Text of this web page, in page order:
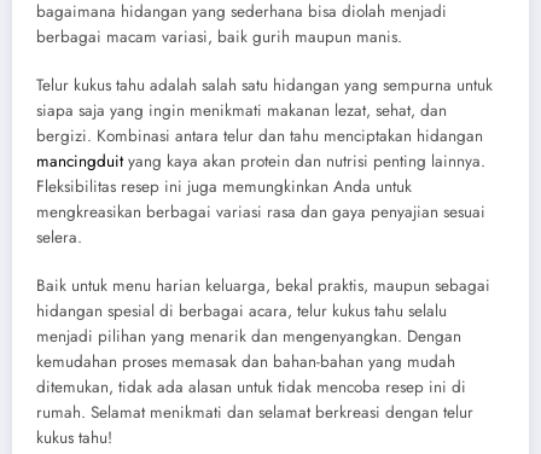
bagaimana hidangan yang sederhana bisa diolah menjadi
berbagai macam variasi, baik gurih maupun manis.
Telur kukus tahu adalah salah satu hidangan yang sempurna untuk
siapa saja yang ingin menikmati makanan lezat, sehat, dan
bergizi. Kombinasi antara telur dan tahu menciptakan hidangan
mancingduityang kaya akan protein dan nutrisi penting lainnya.
Fleksibilitas resep ini juga memungkinkan Anda untuk
mengkreasikan berbagai variasi rasa dan gaya penyajian sesuai
selera.
Baik untuk menu harian keluarga, bekal praktis, maupun sebagai
hidangan spesial di berbagai acara, telur kukus tahu selalu
menjadi pilihan yang menarik dan mengenyangkan. Dengan
kemudahan proses memasak dan bahan-bahan yang mudah
ditemukan, tidak ada alasan untuk tidak mencoba resep ini di
rumah. Selamat menikmati dan selamat berkreasi dengan telur
kukus tahu!